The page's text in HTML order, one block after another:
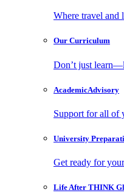
Where travel and
Our Curriculum
Don’t just
AcademicAdvisory
Support for all of
University
Get ready for
Life After THINK